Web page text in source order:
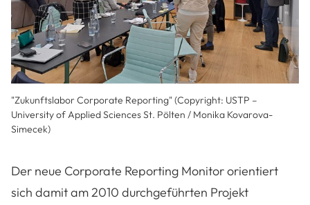
"Zukunftslabor Corporate Reporting" (Copyright: USTP –
University of Applied Sciences St. Pölten / Monika Kovarova-
Simecek)
Der neue Corporate Reporting Monitor orientiert
sich damit am 2010 durchgeführten Projekt